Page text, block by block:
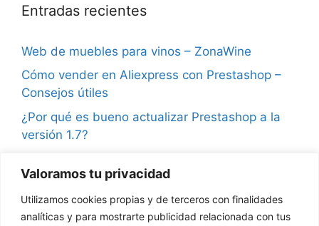
Valoramos tu privacidad
Utilizamos cookies propias y de terceros con finalidades
analíticas y para mostrarte publicidad relacionada con tus
Entradas recientes
Web de muebles para vinos – ZonaWine
Cómo vender en Aliexpress con Prestashop –
Consejos útiles
¿Por qué es bueno actualizar Prestashop a la
versión 1.7?
seguidores
¿Qué son las notificaciones push en
Prestashop?